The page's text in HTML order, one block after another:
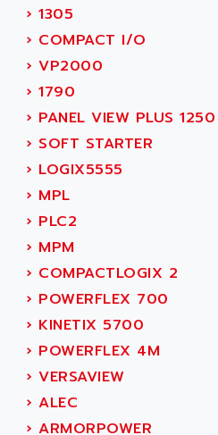
VSF
TI-305
DIAS
SMTBSI
MP
SIMATIC PC
DPH
STATOVAR
UCD
SINUMERIK 820
SIMOREG K
ALIMENTATION
IRT
DIGIPLAN
TPD32
ZELIO
ANDERSON-NEGELE
ANDRON
ANELEC
ANILAM
ANIME
ANIOS
ANKAM
ANRITSU
ANS
ANSALDO
ANSELL
ANSMANN
ANSYCO
ANTEC
ANTEK INSTRUMENTS
ANUVA TECHNOLOGIES
› 1305
› COMPACT I/O
› VP2000
› 1790
› PANEL VIEW PLUS 1250
› SOFT STARTER
› LOGIX5555
› MPL
› PLC2
› MPM
› COMPACTLOGIX 2
› POWERFLEX 700
› KINETIX 5700
› POWERFLEX 4M
› VERSAVIEW
› ALEC
› ARMORPOWER